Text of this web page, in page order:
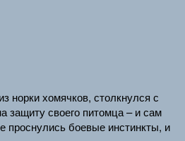
норки хомячков, столкнулся с
защиту своего питомца – и сам
проснулись боевые инстинкты, и